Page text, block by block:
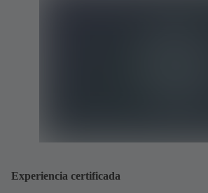
Experiencia certificada